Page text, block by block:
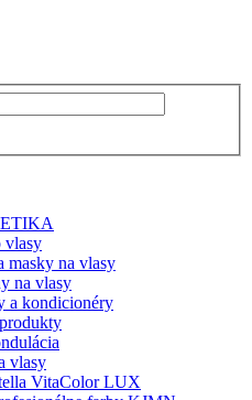
vlasy
masky na vlasy
na vlasy
a kondicionéry
vlasy
VitaColor LUX